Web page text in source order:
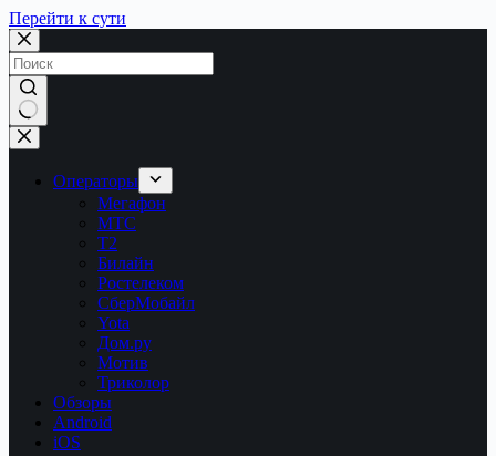
Перейти к сути
Ничего
не
найденоОператоры
Мегафон
МТС
Т2
Билайн
Ростелеком
СберМобайл
Yota
Дом.ру
Мотив
Триколор
Обзоры
Android
iOS